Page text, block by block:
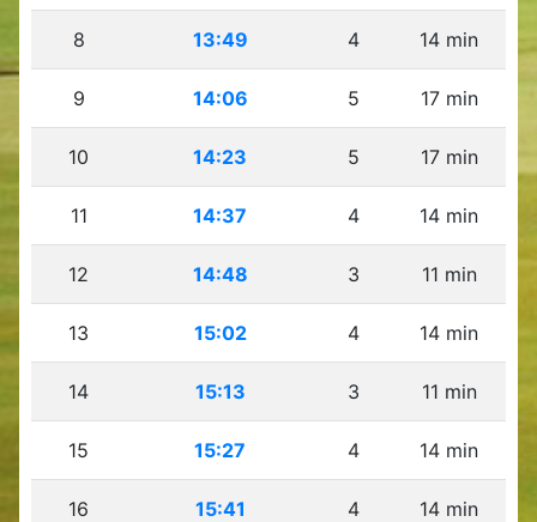
8 13:49 4 14 min
9 14:06 5 17 min
10 14:23 5 17 min
11 14:37 4 14 min
12 14:48 3 11 min
13 15:02 4 14 min
14 15:13 3 11 min
15 15:27 4 14 min
16 15:41 4 14 min